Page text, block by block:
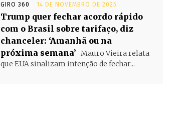
GIRO 360 14 DE NOVEMBRO DE 2025
Trump quer fechar acordo rápido
com o Brasil sobre tarifaço, diz
chanceler: ‘Amanhã ou na
próxima semana’ Mauro Vieira relata
que EUA sinalizam intenção de fechar...